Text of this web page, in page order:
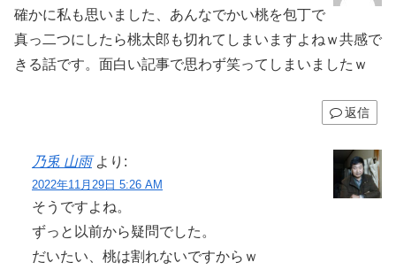
確かに私も思いました、あんなでかい桃を包丁で
真っ二つにしたら桃太郎も切れてしまいますよねｗ共感で
きる話です。面白い記事で思わず笑ってしまいましたｗ
返信
乃兎 山雨 より:
2022年11月29日 5:26 AM
そうですよね。
ずっと以前から疑問でした。
だいたい、桃は割れないですからｗ